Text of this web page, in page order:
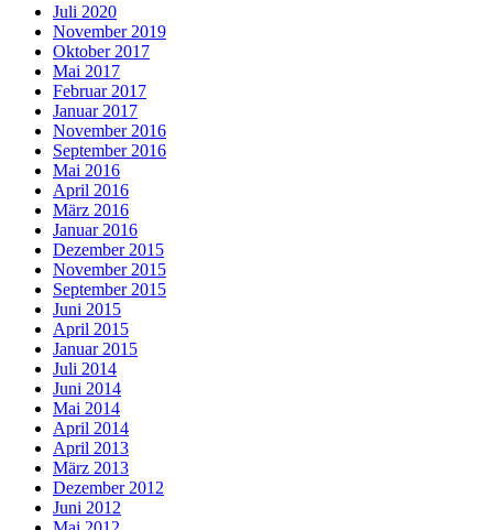
Juli 2020
November 2019
Oktober 2017
Mai 2017
Februar 2017
Januar 2017
November 2016
September 2016
Mai 2016
April 2016
März 2016
Januar 2016
Dezember 2015
November 2015
September 2015
Juni 2015
April 2015
Januar 2015
Juli 2014
Juni 2014
Mai 2014
April 2014
April 2013
März 2013
Dezember 2012
Juni 2012